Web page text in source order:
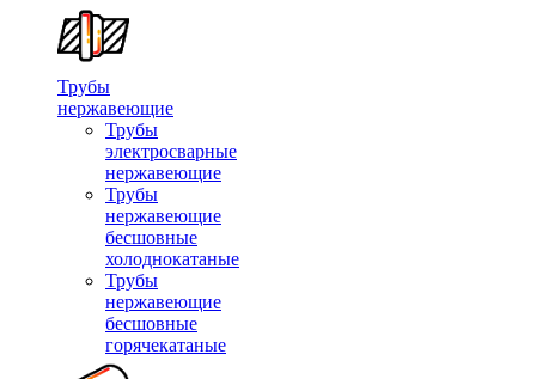
Трубы
нержавеющие
Трубы
электросварные
нержавеющие
Трубы
нержавеющие
бесшовные
холоднокатаные
Трубы
нержавеющие
бесшовные
горячекатаные